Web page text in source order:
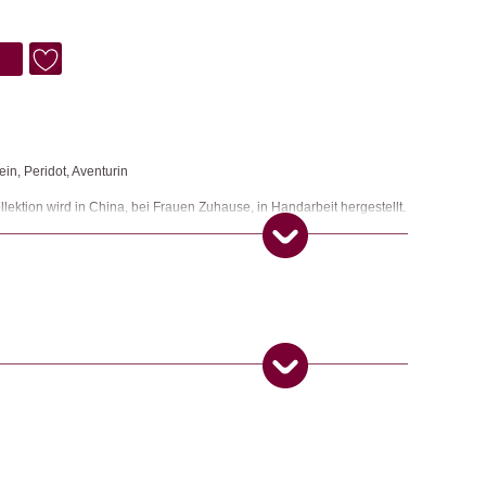
Peridot, Aventurin
wird in China, bei Frauen Zuhause, in Handarbeit hergestellt.